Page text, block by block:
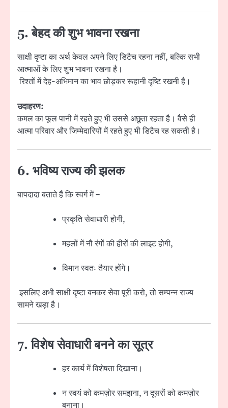
5. बेहद की शुभ भावना रखना
साक्षी दृष्टा का अर्थ केवल अपने लिए डिटैच रहना नहीं, बल्कि सभी
आत्माओं के लिए शुभ भावना रखना है।
रिश्तों में देह-अभिमान का भाव छोड़कर रूहानी दृष्टि रखनी है।
उदाहरण:
कमल का फूल पानी में रहते हुए भी उससे अछूता रहता है। वैसे ही
आत्मा परिवार और जिम्मेदारियों में रहते हुए भी डिटैच रह सकती है।
6. भविष्य राज्य की झलक
बापदादा बताते हैं कि स्वर्ग में –
प्रकृति सेवाधारी होगी,
महलों में नौ रंगों की हीरों की लाइट होगी,
विमान स्वतः तैयार होंगे।
इसलिए अभी साक्षी दृष्टा बनकर सेवा पूरी करो, तो सम्पन्न राज्य
सामने खड़ा है।
7. विशेष सेवाधारी बनने का सूत्र
हर कार्य में विशेषता दिखाना।
न स्वयं को कमज़ोर समझना, न दूसरों को कमज़ोर
बनाना।